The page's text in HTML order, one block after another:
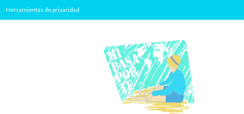
Herramientas de privacidad